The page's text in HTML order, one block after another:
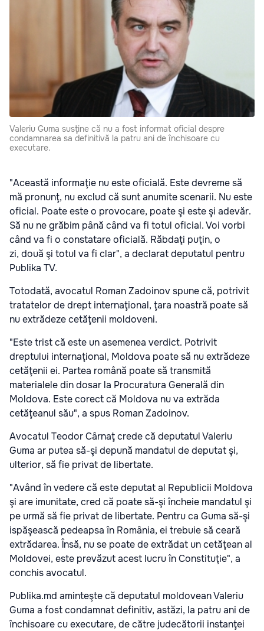
Valeriu Guma susţine că nu a fost informat oficial despre
condamnarea sa definitivă la patru ani de închisoare cu
executare.
"Această informaţie nu este oficială. Este devreme să
mă pronunţ, nu exclud că sunt anumite scenarii. Nu este
oficial. Poate este o provocare, poate şi este şi adevăr.
Să nu ne grăbim până când va fi totul oficial. Voi vorbi
când va fi o constatare oficială. Răbdaţi puţin, o
zi, două şi totul va fi clar", a declarat deputatul pentru
Publika TV.
Totodată, avocatul Roman Zadoinov spune că, potrivit
tratatelor de drept internaţional, ţara noastră poate să
nu extrădeze cetăţenii moldoveni.
"Este trist că este un asemenea verdict. Potrivit
dreptului internaţional, Moldova poate să nu extrădeze
cetăţenii ei. Partea română poate să transmită
materialele din dosar la Procuratura Generală din
Moldova. Este corect că Moldova nu va extrăda
cetăţeanul său", a spus Roman Zadoinov.
Avocatul Teodor Cârnaţ crede că deputatul Valeriu
Guma ar putea să-şi depună mandatul de deputat şi,
ulterior, să fie privat de libertate.
"Având în vedere că este deputat al Republicii Moldova
şi are imunitate, cred că poate să-şi încheie mandatul şi
pe urmă să fie privat de libertate. Pentru ca Guma să-şi
ispăşească pedeapsa în România, ei trebuie să ceară
extrădarea. Însă, nu se poate de extrădat un cetăţean al
Moldovei, este prevăzut acest lucru în Constituţie", a
conchis avocatul.
Publika.md aminteşte că deputatul moldovean Valeriu
Guma a fost condamnat definitiv, astăzi, la patru ani de
închisoare cu executare, de către judecătorii instanţei